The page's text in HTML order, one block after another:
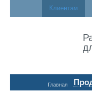
Клиентам
Главная